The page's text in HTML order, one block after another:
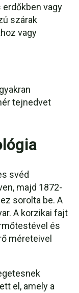
vagy
szárak
vagy
tejnedvet
svéd
majd 1872-
sorolta be. A
A korzikai fajt
és
méreteivel
el, amely a